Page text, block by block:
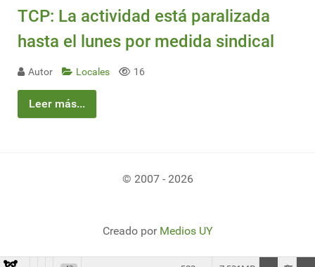
TCP: La actividad está paralizada
hasta el lunes por medida sindical
Autor Locales 16
Leer más...
© 2007 - 2026
Creado por Medios UY